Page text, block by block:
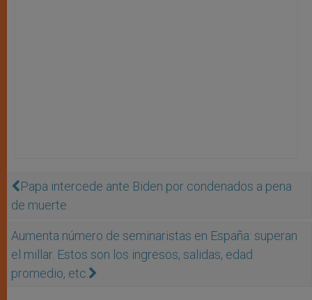
Papa intercede ante Biden por condenados a pena
de muerte
Aumenta número de seminaristas en España: superan
el millar. Estos son los ingresos, salidas, edad
promedio, etc.